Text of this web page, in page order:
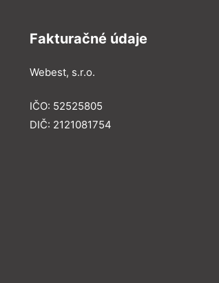
Fakturačné údaje
Webest, s.r.o.
IČO: 52525805
DIČ: 2121081754